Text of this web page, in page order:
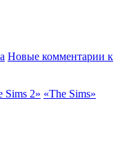
Новые комментарии к
Sims 2» «The Sims»